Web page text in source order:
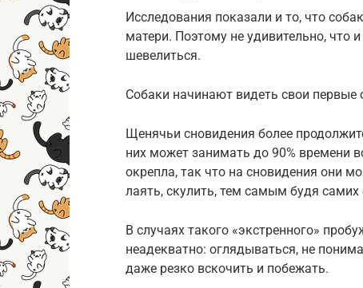
Исследования показали и то, что
матери. Поэтому не удивительно, что
шевелиться.
Собаки начинают видеть свои первые
Щенячьи сновидения более
них может занимать до 90% времени
окрепла, так что на сновидения они
лаять, скулить, тем самым будя самих
В случаях такого «экстренного»
неадекватно: оглядываться, не
даже резко вскочить и побежать.